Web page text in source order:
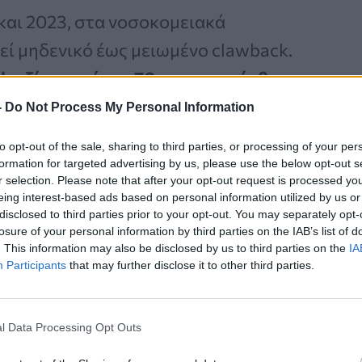
Do Not Process My Personal Information
opt-out of the sale, sharing to third parties, or processing of your
for targeted advertising by us, please use the below opt-out
selection. Please note that after your opt-out request is processed
interest-based ads based on personal information utilized by us
to third parties prior to your opt-out. You may separately
of your personal information by third parties on the IAB’s list of
This information may also be disclosed by us to third parties on the
Participants that may further disclose it to other third parties.
Data Processing Opt Outs
2023, στα νοσοκομειακά
μηδενικό έως μειωμένο clawback.
αξίας περίπου 70 εκατ. ευρώ, θα
».
Καρκίνος Προστάτη:
Νέα Ελάχιστα
Επεμβατική Εστιακή
Θεραπεία με NanoKnife